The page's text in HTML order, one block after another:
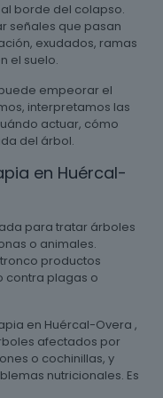
borde del colapso.
señales que pasan
exudados, ramas
el suelo.
empeorar el
interpretamos las
actuar, cómo
del árbol.
en Huércal-
para tratar árboles
o animales.
productos
contra plagas o
en Huércal-Overa ,
afectados por
o cochinillas, y
nutricionales. Es